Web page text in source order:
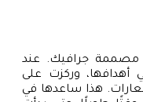
مصممة جرافيك. عند
أهدافها، وركزت على
هذا ساعدها في